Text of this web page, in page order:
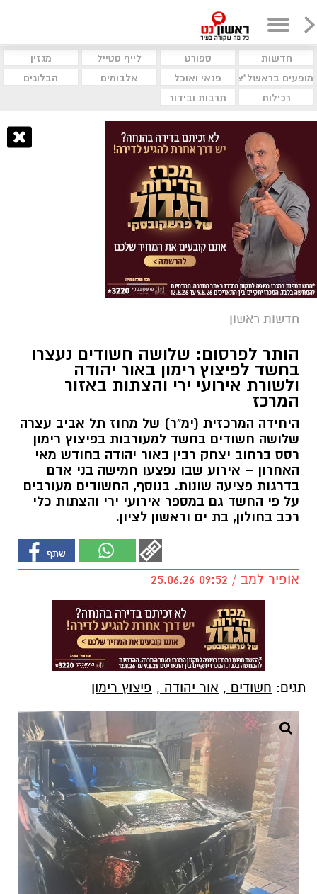
חדשות ספורט לייף סטייל
מגזין
מופעים בראשל"צ
פנאי ואוכל אלבומים
הבלוגים
רכילות
תרבות ובידור
חדשות ראשון
הותר לפרסום: שלושה חשודים נעצרו
בחשד לפיצוץ רימון באור יהודה
ולשורת אירועי ירי והצתות באזור
המרכז
היחידה המרכזית (ימ"ר) של מחוז תל אביב עצרה
שלושה חשודים בחשד למעורבות בפיצוץ רימון
רסס ברחוב יצחק רבין באור יהודה בחודש מאי
האחרון – אירוע שבו נפצעו חמישה בני אדם
בדרגות פציעה שונות. בנוסף, החשודים מעורבים
על פי החשד גם במספר אירועי ירי והצתות כלי
רכב בחולון, בת ים וראשון לציון.
אופיר למב / 09:52 25.06.26
תגים: חשודים , אור יהודה , פיצוץ רימון